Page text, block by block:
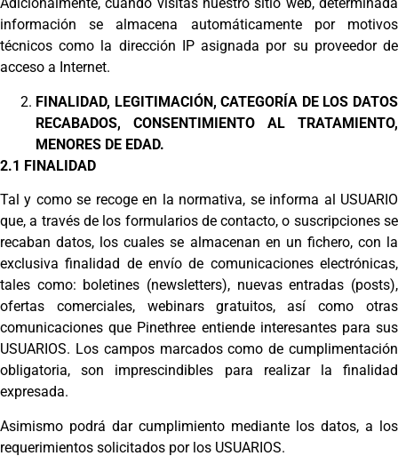
Adicionalmente, cuando visitas nuestro sitio web, determinada
información se almacena automáticamente por motivos
técnicos como la dirección IP asignada por su proveedor de
acceso a Internet.
FINALIDAD, LEGITIMACIÓN, CATEGORÍA DE LOS DATOS
RECABADOS, CONSENTIMIENTO AL TRATAMIENTO,
MENORES DE EDAD.
2.1 FINALIDAD
Tal y como se recoge en la normativa, se informa al USUARIO
que, a través de los formularios de contacto, o suscripciones se
recaban datos, los cuales se almacenan en un fichero, con la
exclusiva finalidad de envío de comunicaciones electrónicas,
tales como: boletines (newsletters), nuevas entradas (posts),
ofertas comerciales, webinars gratuitos, así como otras
comunicaciones que Pinethree entiende interesantes para sus
USUARIOS. Los campos marcados como de cumplimentación
obligatoria, son imprescindibles para realizar la finalidad
expresada.
Asimismo podrá dar cumplimiento mediante los datos, a los
requerimientos solicitados por los USUARIOS.